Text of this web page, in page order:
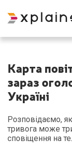
Карта
зараз
Україні
Розповідаємо,
тривога може
сповіщення на